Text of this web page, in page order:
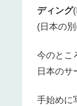
ディング
(日本の
今のとこ
日本のサ
手始めに